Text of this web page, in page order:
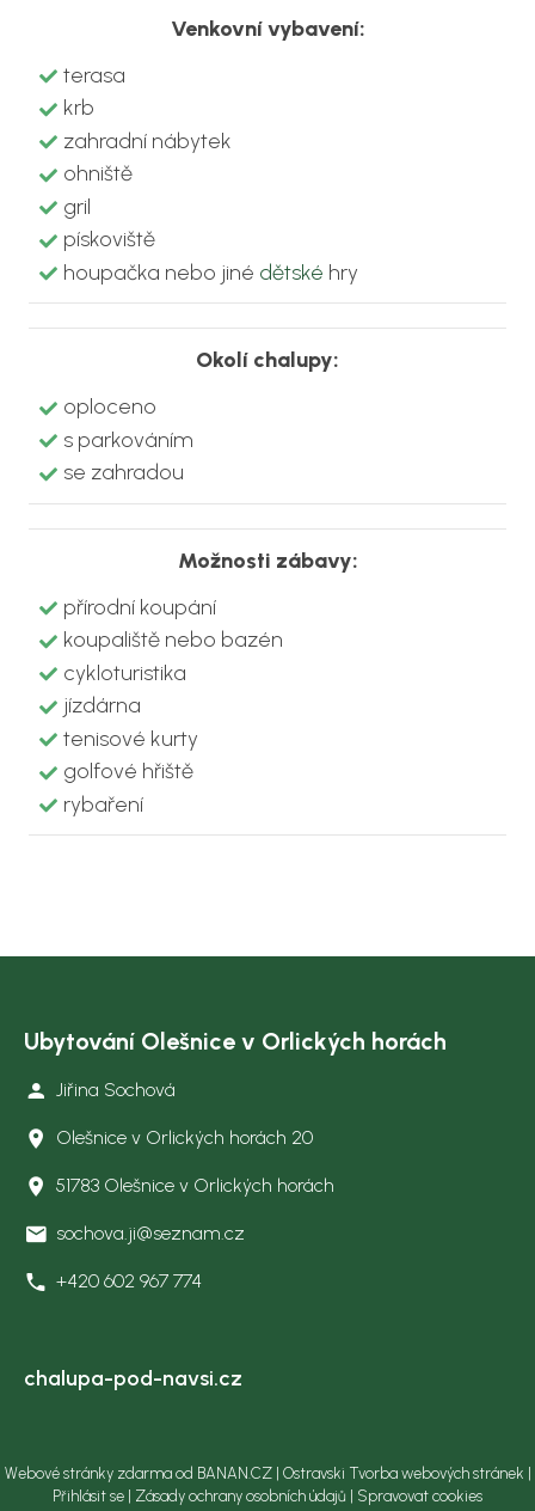
Venkovní vybavení:
terasa
krb
zahradní nábytek
ohniště
gril
pískoviště
houpačka nebo jiné dětské hry
Okolí chalupy:
oploceno
s parkováním
se zahradou
Možnosti zábavy:
přírodní koupání
koupaliště nebo bazén
cykloturistika
jízdárna
tenisové kurty
golfové hřiště
rybaření
Ubytování Olešnice v Orlických horách
Jiřina Sochová
Olešnice v Orlických horách 20
51783 Olešnice v Orlických horách
sochova.ji@seznam.cz
+420 602 967 774
chalupa-pod-navsi.cz
Webové stránky zdarmaod BANAN.CZ| Ostravski Tvorba webových stránek
Přihlásit se
Zásady ochrany osobních údajů Spravovat cookies